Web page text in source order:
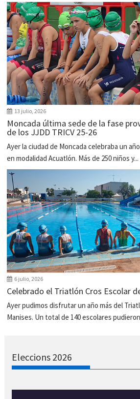
13 julio, 2026
Moncada última sede de la fase
de los JJDD TRICV 25-26
Ayer la ciudad de Moncada celebraba un
en modalidad Acuatlón. Más de 250 niños y...
6 julio, 2026
Celebrado el Triatlón Cros Escolar
Ayer pudimos disfrutar un año más del
Manises. Un total de 140 escolares
Eleccions 2026